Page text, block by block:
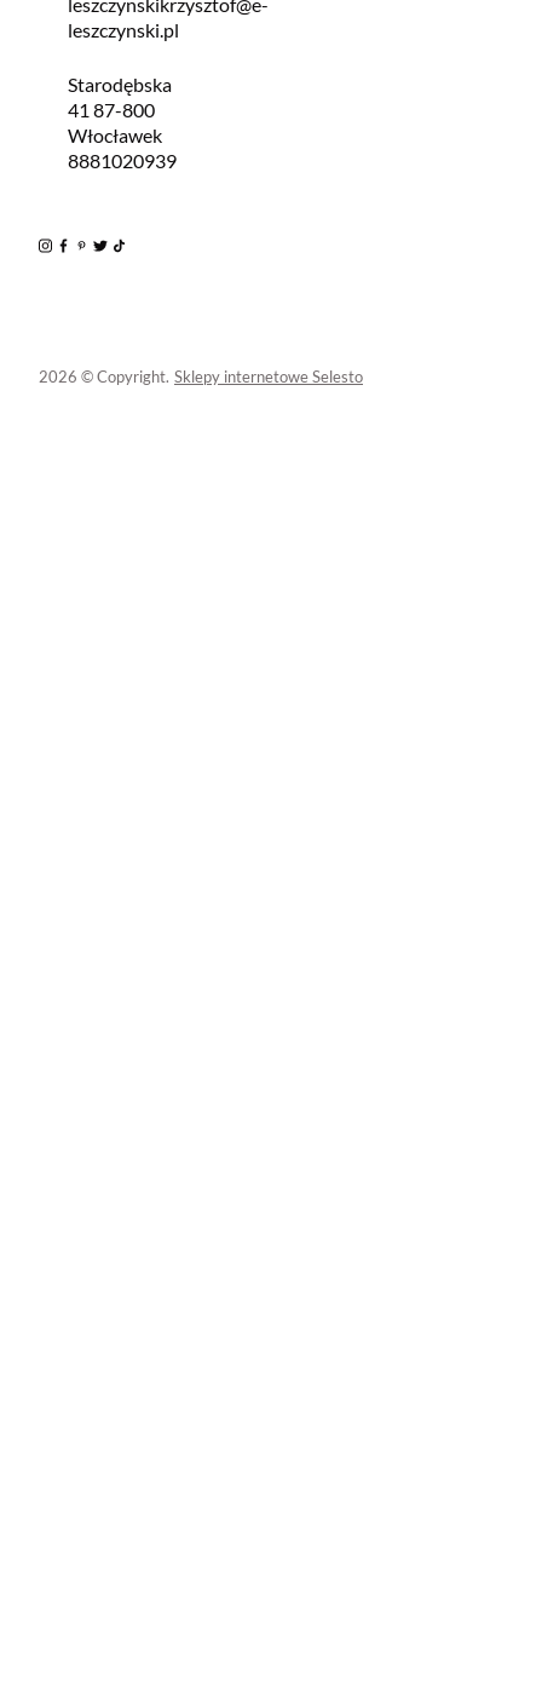
leszczynski.pl
Starodębska
41 87-800
Włocławek
8881020939
2026 © Copyright. Sklepy internetowe Selesto